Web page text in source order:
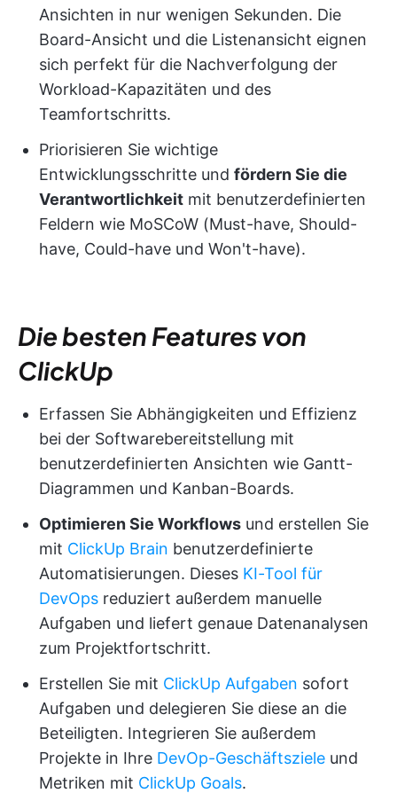
Ansichten in nur wenigen Sekunden. Die
Board-Ansicht und die Listenansicht eignen
sich perfekt für die Nachverfolgung der
Workload-Kapazitäten und des
Teamfortschritts.
Priorisieren Sie wichtige
Entwicklungsschritte und fördern Sie die
Verantwortlichkeit mit benutzerdefinierten
Feldern wie MoSCoW (Must-have, Should-
have, Could-have und Won't-have).
Die besten Features von
ClickUp
Erfassen Sie Abhängigkeiten und Effizienz
bei der Softwarebereitstellung mit
benutzerdefinierten Ansichten wie Gantt-
Diagrammen und Kanban-Boards.
Optimieren Sie Workflows und erstellen Sie
mit ClickUp Brain benutzerdefinierte
Automatisierungen. Dieses KI-Tool für
DevOps reduziert außerdem manuelle
Aufgaben und liefert genaue Datenanalysen
zum Projektfortschritt.
Erstellen Sie mit ClickUp Aufgaben sofort
Aufgaben und delegieren Sie diese an die
Beteiligten. Integrieren Sie außerdem
Projekte in Ihre DevOp-Geschäftsziele und
Metriken mit ClickUp Goals.